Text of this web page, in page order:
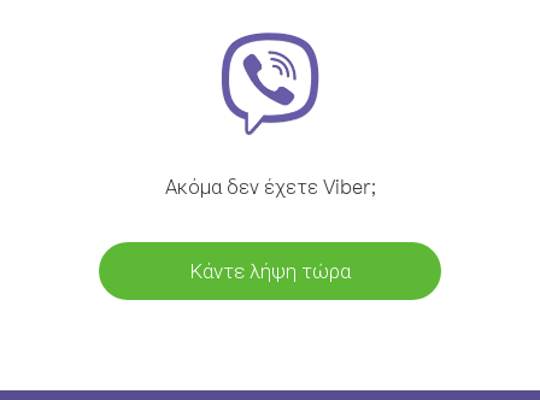
Ακόμα δεν έχετε Viber;
Κάντε λήψη τώρα